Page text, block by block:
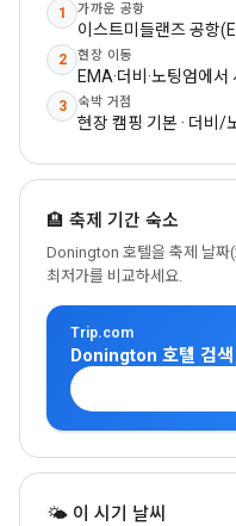
1 가까운 공항
이스트미들랜즈 공항
2 현장 이동
EMA·더비·노팅엄에
3 숙박 거점
현장 캠핑 기본 · 더비/
🏨 축제 기간 숙소
Donington 호텔을 축제 날
최저가를 비교하세요.
Trip.com
Donington 호텔 검
🌤 이 시기 날씨